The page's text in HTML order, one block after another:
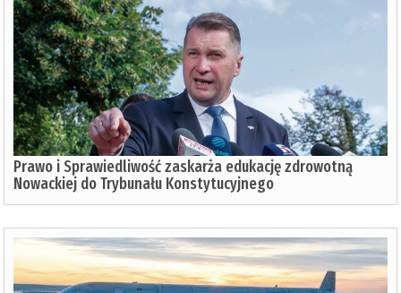
Prawo i Sprawiedliwość zaskarża edukację zdrowotną
Nowackiej do Trybunału Konstytucyjnego